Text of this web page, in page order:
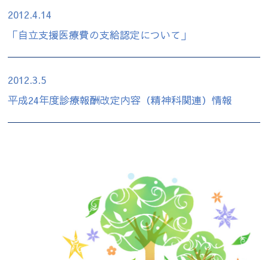
2012.4.14
「自立支援医療費の支給認定について」
2012.3.5
平成24年度診療報酬改定内容（精神科関連）情報